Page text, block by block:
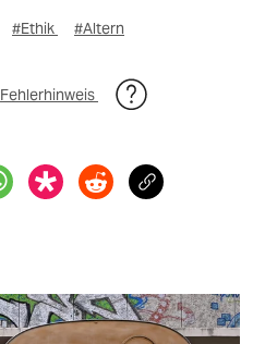
#Ethik #Altern
Fehlerhinweis